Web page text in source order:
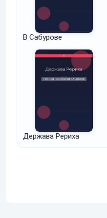
В Сабурове
Держава Рериха